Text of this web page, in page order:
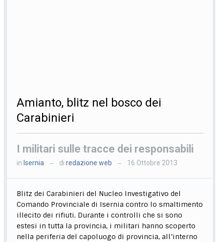
Amianto, blitz nel bosco dei
Carabinieri
I militari sulle tracce dei responsabili
in Isernia — diredazione web — 16 Ottobre 2013
Blitz dei Carabinieri del Nucleo Investigativo del
Comando Provinciale di Isernia contro lo smaltimento
illecito dei rifiuti. Durante i controlli che si sono
estesi in tutta la provincia, i militari hanno scoperto
nella periferia del capoluogo di provincia, all’interno